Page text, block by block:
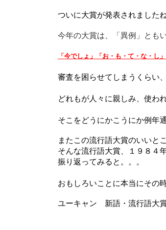
ついに大賞が発表されました
今年の大賞は、「異例」とも
「今でしょ」「お・も・て・な・し
審査を困らせてしまうくらい、
どれもが人々に親しみ、使わ
そこをどうにかこうにか例年
またこの流行語大賞のいいと
そんな流行語大賞、１９８４
振り返ってみると。。。
おもしろいことに本当にその
ユーキャン 新語・流行語大